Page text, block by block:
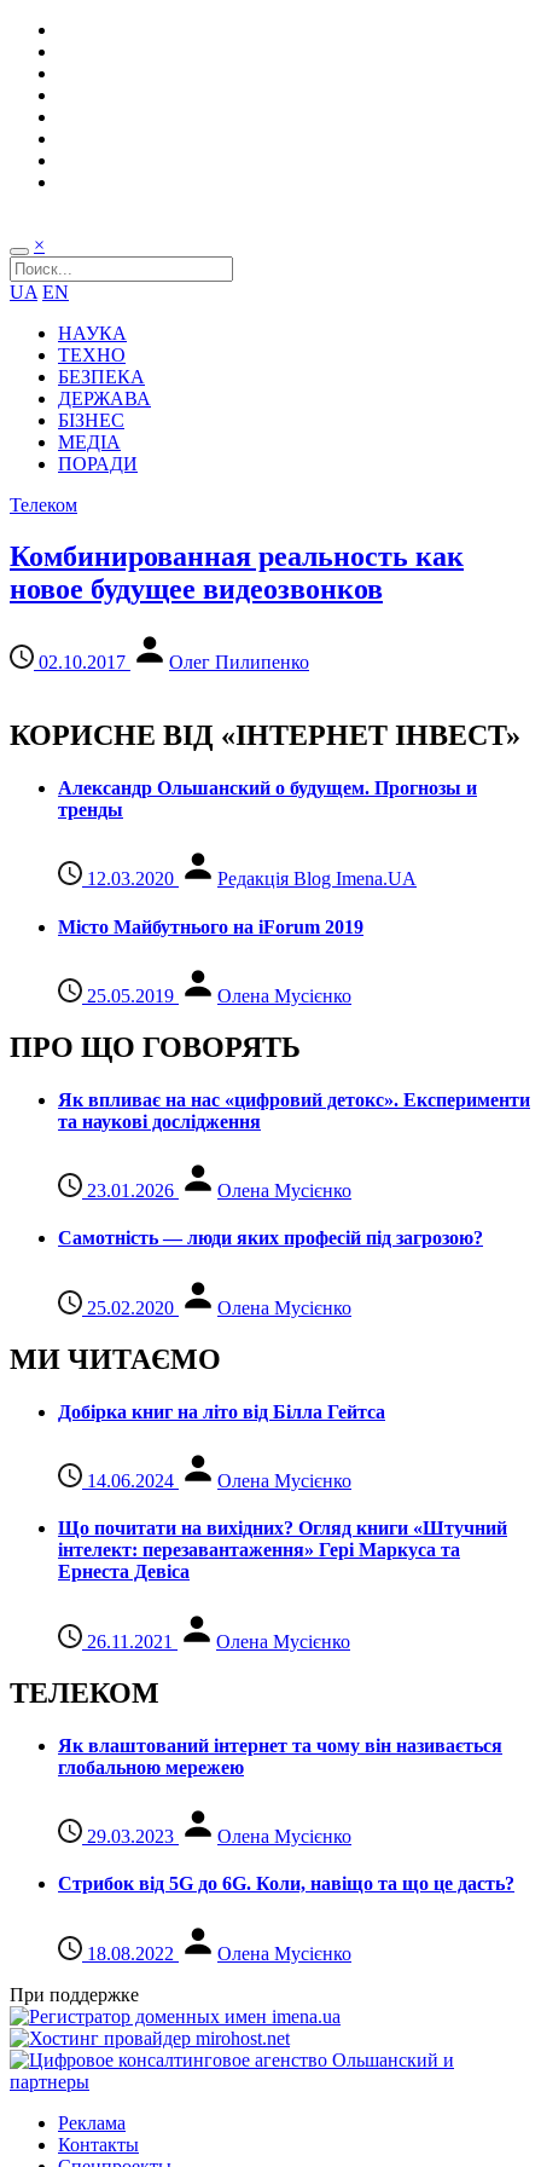
×
UA EN
НАУКА
ТЕХНО
БЕЗПЕКА
ДЕРЖАВА
БІЗНЕС
МЕДІА
ПОРАДИ
Телеком
Комбинированная реальность как
новое будущее видеозвонков
02.10.2017 Олег Пилипенко
КОРИСНЕ ВІД «ІНТЕРНЕТ ІНВЕСТ»
Александр Ольшанский о будущем. Прогнозы и
тренды
12.03.2020 Редакція Blog Imena.UA
Місто Майбутнього на iForum 2019
25.05.2019 Олена Мусієнко
ПРО ЩО ГОВОРЯТЬ
Як впливає на нас «цифровий детокс». Експерименти
та наукові дослідження
23.01.2026 Олена Мусієнко
Самотність — люди яких професій під загрозою?
25.02.2020 Олена Мусієнко
МИ ЧИТАЄМО
Добірка книг на літо від Білла Гейтса
14.06.2024 Олена Мусієнко
Що почитати на вихідних? Огляд книги «Штучний
інтелект: перезавантаження» Гері Маркуса та
Ернеста Девіса
26.11.2021 Олена Мусієнко
ТЕЛЕКОМ
Як влаштований інтернет та чому він називається
глобальною мережею
29.03.2023 Олена Мусієнко
Стрибок від 5G до 6G. Коли, навіщо та що це даcть?
18.08.2022
Олена Мусієнко
При поддержке
Реклама
Контакты